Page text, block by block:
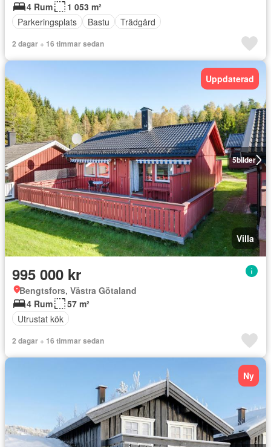
4 Rum
1 053 m²
Parkeringsplats
Bastu Trädgård
2 dagar + 16 timmar sedan
5bilder
Uppdaterad
Villa
995 000 kr
Bengtsfors, Västra Götaland
4 Rum
57 m²
Utrustat kök
2 dagar + 16 timmar sedan
Ny